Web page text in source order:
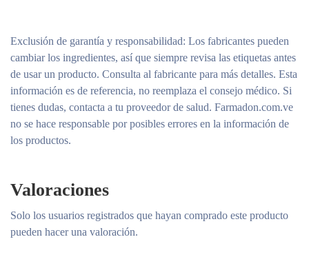
Exclusión de garantía y responsabilidad: Los fabricantes pueden
cambiar los ingredientes, así que siempre revisa las etiquetas antes
de usar un producto. Consulta al fabricante para más detalles. Esta
información es de referencia, no reemplaza el consejo médico. Si
tienes dudas, contacta a tu proveedor de salud. Farmadon.com.ve
no se hace responsable por posibles errores en la información de
los productos.
Valoraciones
Solo los usuarios registrados que hayan comprado este producto
pueden hacer una valoración.